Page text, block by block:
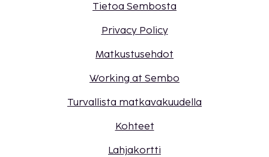
Tietoa Sembosta
Privacy Policy
Matkustusehdot
Working at Sembo
Turvallista matkavakuudella
Kohteet
Lahjakortti